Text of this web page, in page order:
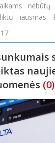
jausmas,
tokių
diena gali
(0)